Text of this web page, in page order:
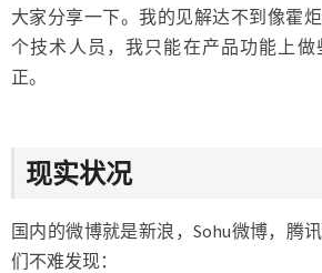
大家分享一下。我的见解达不到像霍
个技术人员，我只能在产品功能上
正。
现实状况
国内的微博就是新浪，Sohu微博，腾
们不难发现：